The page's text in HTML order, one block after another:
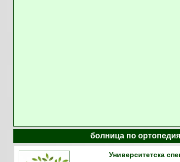
болница по
Университетска